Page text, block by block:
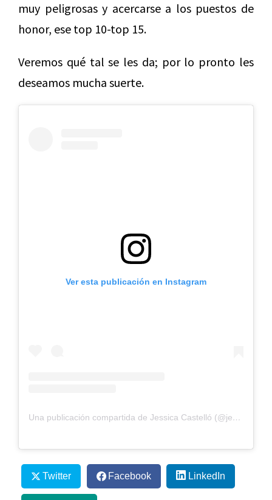
muy peligrosas y acercarse a los puestos de
honor, ese top 10-top 15.
Veremos qué tal se les da; por lo pronto les
deseamos mucha suerte.
Ver esta publicación en Instagram
Una publicación compartida de Jessica Castelló (@jess.castello)
Twitter Facebook LinkedIn